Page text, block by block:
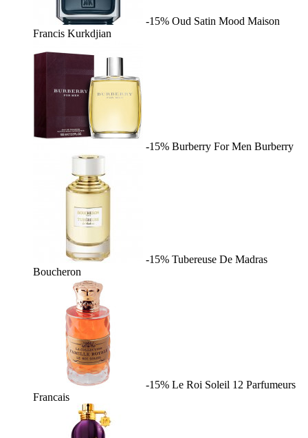
-15% Oud Satin Mood Maison
Francis Kurkdjian
-15% Burberry For Men Burberry
-15% Tubereuse De Madras
Boucheron
-15% Le Roi Soleil 12 Parfumeurs
Francais